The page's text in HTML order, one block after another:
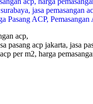
acp,
pasang acp jakarta, jasa
per m2, harga